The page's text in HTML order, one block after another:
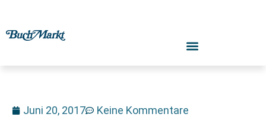
Juni 20, 2017 Keine Kommentare